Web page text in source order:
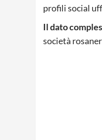
profili social
Il dato
società